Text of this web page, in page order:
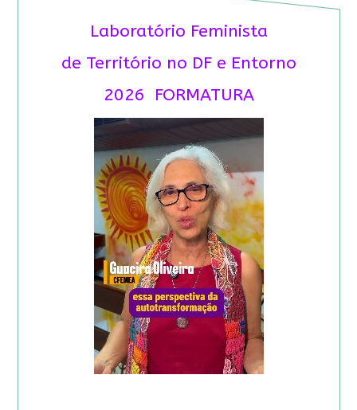
Laboratório Feminista
de Território no DF e Entorno
2026 FORMATURA